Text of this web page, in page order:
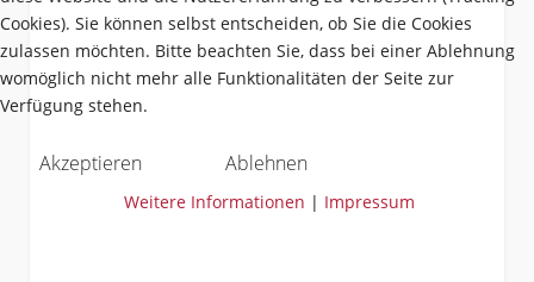
Cookies). Sie können selbst entscheiden, ob Sie die Cookies
zulassen möchten. Bitte beachten Sie, dass bei einer Ablehnung
womöglich nicht mehr alle Funktionalitäten der Seite zur
Verfügung stehen.
Akzeptieren Ablehnen
Weitere Informationen | Impressum